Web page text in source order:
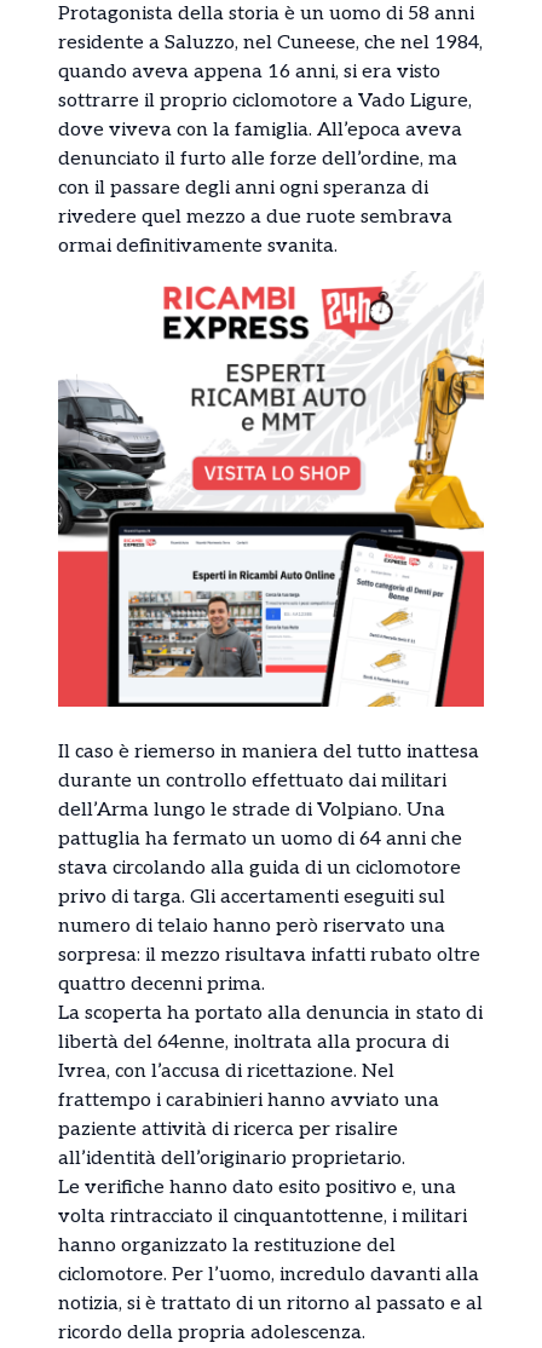
Protagonista della storia è un uomo di 58 anni
residente a Saluzzo, nel Cuneese, che nel 1984,
quando aveva appena 16 anni, si era visto
sottrarre il proprio ciclomotore a Vado Ligure,
dove viveva con la famiglia. All’epoca aveva
denunciato il furto alle forze dell’ordine, ma
con il passare degli anni ogni speranza di
rivedere quel mezzo a due ruote sembrava
ormai definitivamente svanita.
Il caso è riemerso in maniera del tutto inattesa
durante un controllo effettuato dai militari
dell’Arma lungo le strade di Volpiano. Una
pattuglia ha fermato un uomo di 64 anni che
stava circolando alla guida di un ciclomotore
privo di targa. Gli accertamenti eseguiti sul
numero di telaio hanno però riservato una
sorpresa: il mezzo risultava infatti rubato oltre
quattro decenni prima.
La scoperta ha portato alla denuncia in stato di
libertà del 64enne, inoltrata alla procura di
Ivrea, con l’accusa di ricettazione. Nel
frattempo i carabinieri hanno avviato una
paziente attività di ricerca per risalire
all’identità dell’originario proprietario.
Le verifiche hanno dato esito positivo e, una
volta rintracciato il cinquantottenne, i militari
hanno organizzato la restituzione del
ciclomotore. Per l’uomo, incredulo davanti alla
notizia, si è trattato di un ritorno al passato e al
ricordo della propria adolescenza.